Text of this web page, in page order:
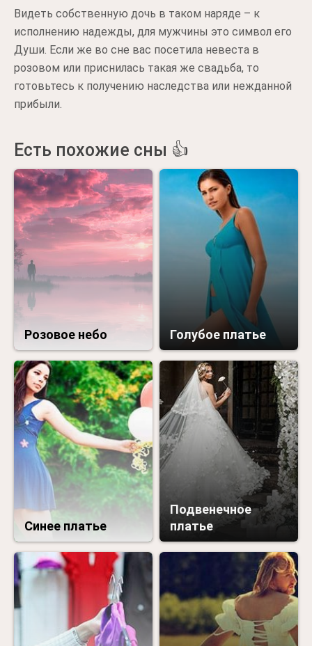
Видеть собственную дочь в таком наряде – к
исполнению надежды, для мужчины это символ его
Души. Если же во сне вас посетила невеста в
розовом или приснилась такая же свадьба, то
готовьтесь к получению наследства или нежданной
прибыли.
Есть похожие сны 👍
Розовое небо Голубое платье
Синее платье
Подвенечное
платье